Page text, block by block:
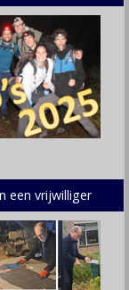
een vrijwilliger